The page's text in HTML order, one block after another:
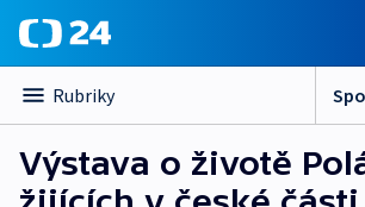
Rubriky
Výstava o životě